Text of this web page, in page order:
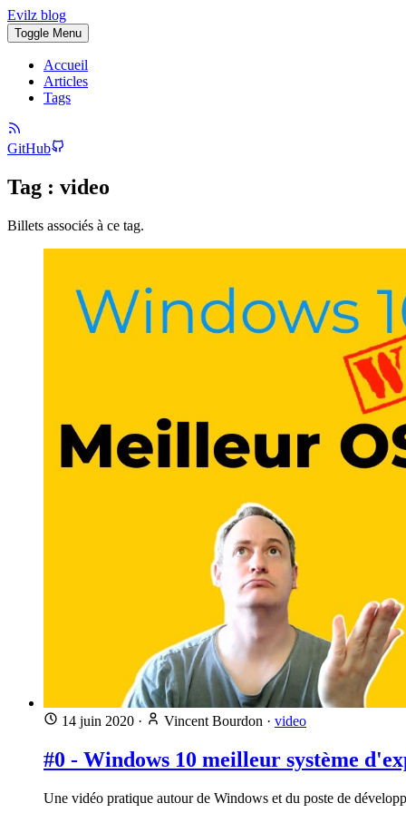
Evilz blog
Toggle Menu
Accueil
Articles
Tags
GitHub
Tag : video
Billets associés à ce tag.
14 juin 2020 · Vincent Bourdon · video
#0 - Windows 10 meilleur système
Une vidéo pratique autour de Windows et du poste de